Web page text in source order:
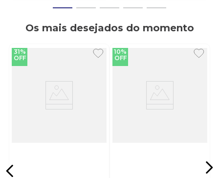
Os mais desejados do momento
31%
OFF
10%
OFF